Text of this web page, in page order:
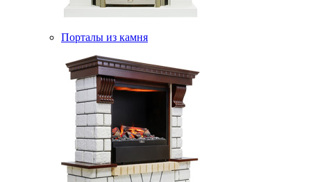
Порталы из камня